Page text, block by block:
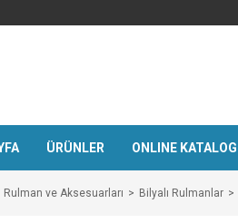
ÜRÜNLER ONLINE KATALOG
Rulman ve Aksesuarları Bilyalı Rulmanlar